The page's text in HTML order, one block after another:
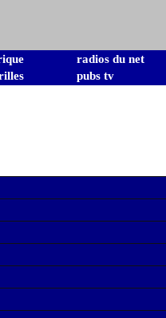
radios du net
pubs tv